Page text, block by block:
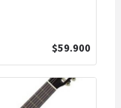
$59.900